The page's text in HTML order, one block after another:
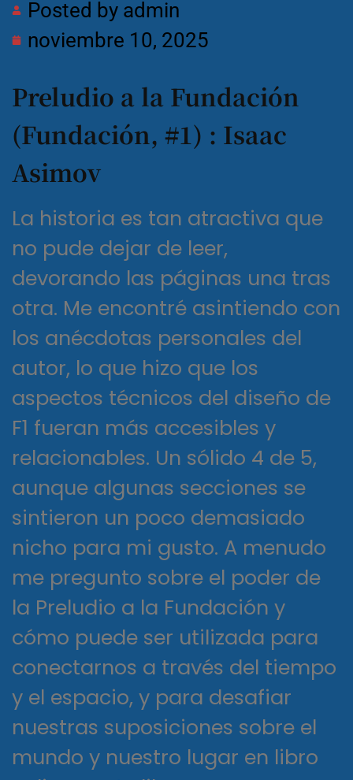
Posted by admin
noviembre 10, 2025
Preludio a la Fundación
(Fundación, #1) : Isaac
Asimov
La historia es tan atractiva que
no pude dejar de leer,
devorando las páginas una tras
otra. Me encontré asintiendo con
los anécdotas personales del
autor, lo que hizo que los
aspectos técnicos del diseño de
F1 fueran más accesibles y
relacionables. Un sólido 4 de 5,
aunque algunas secciones se
sintieron un poco demasiado
nicho para mi gusto. A menudo
me pregunto sobre el poder de
la Preludio a la Fundación y
cómo puede ser utilizada para
conectarnos a través del tiempo
y el espacio, y para desafiar
nuestras suposiciones sobre el
mundo y nuestro lugar en libro